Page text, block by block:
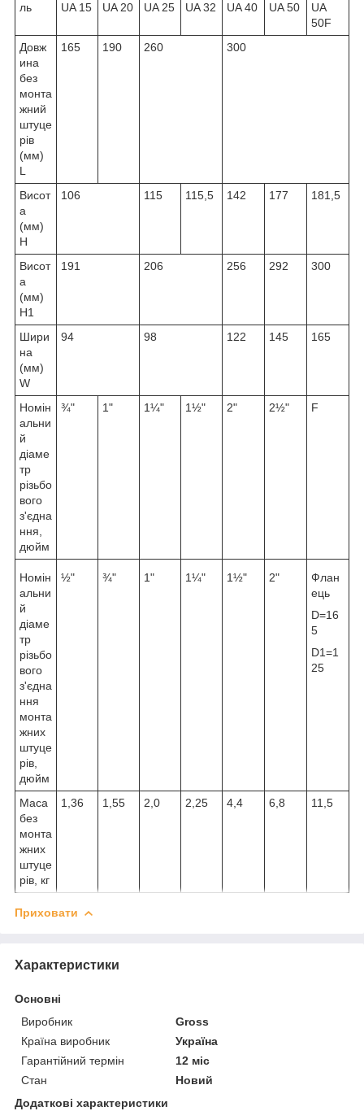
ль
UA 15
UA 20
UA 25
UA 32
UA 40
UA 50
UA
50F
Довж
ина
без
монта
жний
штуце
рів
(мм)
L
165 190 260 300
Висот
а
(мм)
H
106 115 115,5 142 177 181,5
Висот
а
(мм)
H1
191 206 256 292 300
Шири
на
(мм)
W
94 98 122 145 165
Номін
альни
й
діаме
тр
різьбо
вого
з'єдна
ння,
дюйм
¾" 1" 1¼" 1½" 2" 2½" F
Номін
альни
й
діаме
тр
різьбо
вого
з'єдна
ння
монта
жних
штуце
рів,
дюйм
½" ¾" 1" 1¼" 1½" 2"
Флан
ець
D=16
5
D1=1
25
Маса
без
монта
жних
штуце
рів, кг
1,36 1,55 2,0 2,25 4,4 6,8 11,5
Приховати
Характеристики
Основні
Виробник
Gross
Країна виробник
Україна
Гарантійний термін
12 міс
Стан
Новий
Додаткові характеристики